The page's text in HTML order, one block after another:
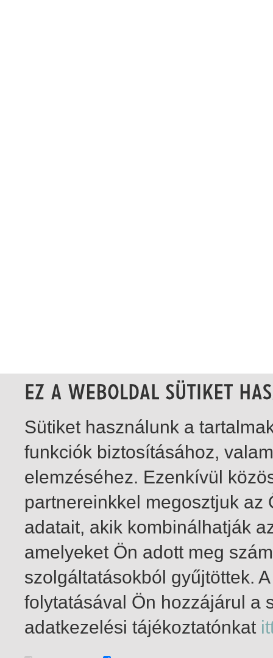
1-3 / insgesamt 3 Treffer
Sütiket használunk a
funkciók biztosításához,
elemzéséhez. Ezenkívül
partnereinkkel megosztjuk
adatait, akik kombinálhatják
amelyeket Ön adott meg
szolgáltatásokból gyűjtöttek.
folytatásával Ön hozzájárul a
adatkezelési tájékoztatónkat